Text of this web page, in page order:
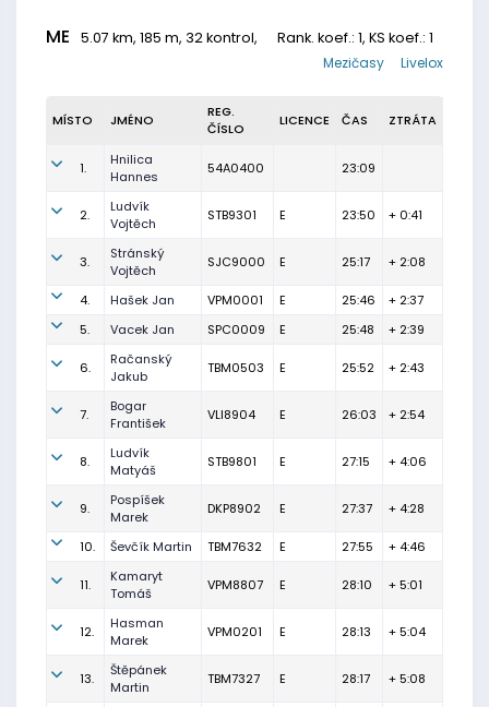
ME 5.07 km, 185 m, 32 kontrol, Rank. koef.: 1, KS koef.: 1
Livelox
Mezičasy
MÍSTO JMÉNO
REG.
ČÍSLO
LICENCE ČAS ZTRÁTA
1.
Hnilica
Hannes
54A0400 23:09
2.
Ludvík
Vojtěch
STB9301 E 23:50 + 0:41
3.
Stránský
Vojtěch
SJC9000 E 25:17 + 2:08
4. Hašek Jan VPM0001 E 25:46
+ 2:37
5.
Vacek Jan SPC0009 E 25:48 + 2:39
6.
Račanský
Jakub
TBM0503 E 25:52 + 2:43
7.
Bogar
František
VLI8904 E 26:03 + 2:54
8.
Ludvík
Matyáš
STB9801 E 27:15 + 4:06
9.
Pospíšek
Marek
DKP8902 E 27:37 + 4:28
10. Ševčík Martin TBM7632 E 27:55 + 4:46
11.
Kamaryt
Tomáš
VPM8807 E 28:10 + 5:01
12.
Hasman
Marek
VPM0201 E 28:13 + 5:04
13.
Štěpánek
Martin
TBM7327 E 28:17 + 5:08